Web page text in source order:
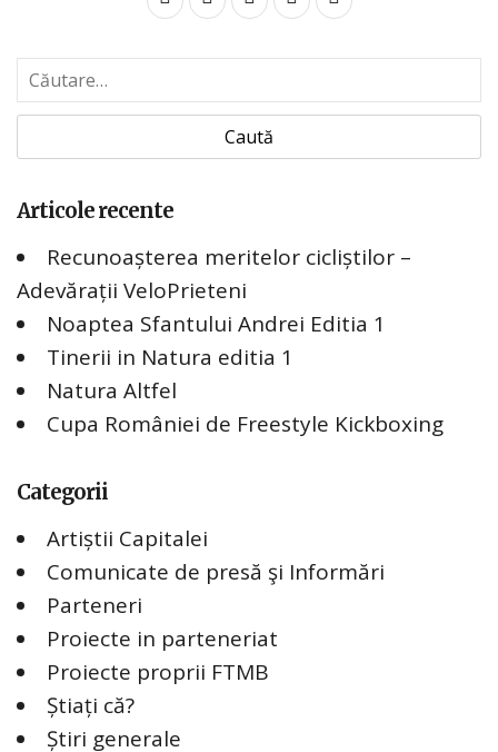
a
t
d
p
ă
:
Articole recente
Recunoașterea meritelor cicliștilor –
Adevărații VeloPrieteni
Noaptea Sfantului Andrei Editia 1
Tinerii in Natura editia 1
Natura Altfel
Cupa României de Freestyle Kickboxing
Categorii
Artiștii Capitalei
Comunicate de presă şi Informări
Parteneri
Proiecte in parteneriat
Proiecte proprii FTMB
Știați că?
Știri generale